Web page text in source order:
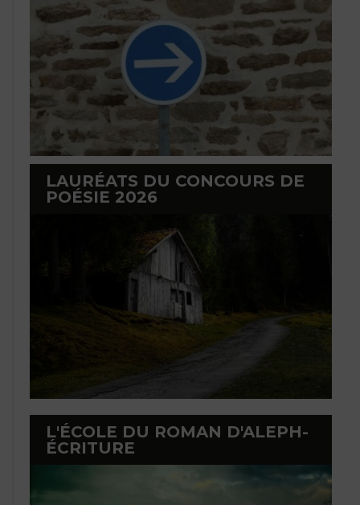
LAURÉATS DU CONCOURS DE
POÉSIE 2026
L'ÉCOLE DU ROMAN D'ALEPH-
ÉCRITURE